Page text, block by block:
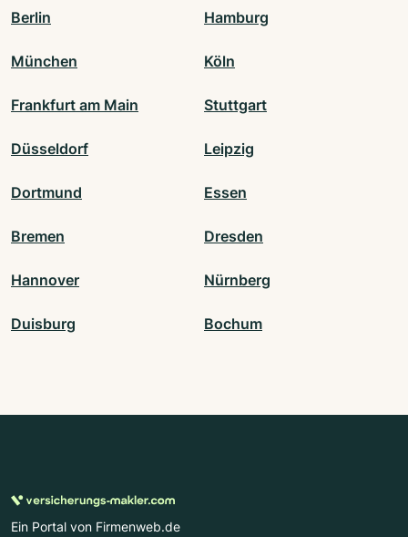
Berlin Hamburg
München Köln
Frankfurt am Main Stuttgart
Düsseldorf Leipzig
Dortmund Essen
Bremen Dresden
Hannover Nürnberg
Duisburg Bochum
Ein Portal von Firmenweb.de